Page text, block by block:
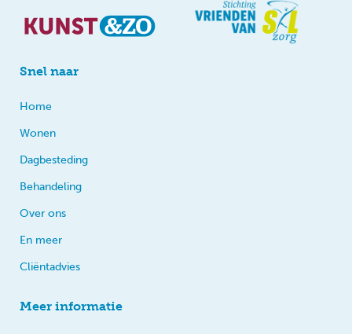
Snel naar
Home
Wonen
Dagbesteding
Behandeling
Over ons
En meer
Cliëntadvies
Meer informatie